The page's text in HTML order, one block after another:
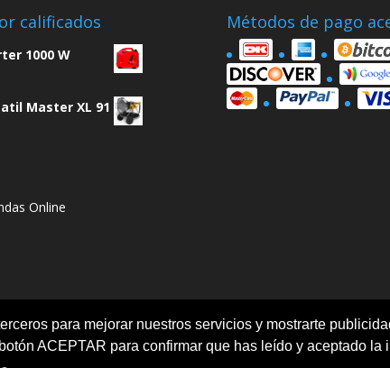
para mejorar nuestros servicios y mostrarte
ACEPTAR para confirmar que has leído y aceptado
calificados
1000 W
Master XL 91
Métodos de pago
Política de Cookies Politica de privacidad